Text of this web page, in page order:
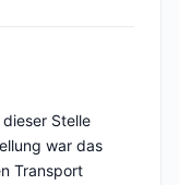
Stelle
war das
Transport